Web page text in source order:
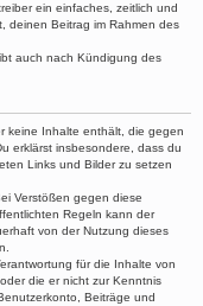
ein einfaches, zeitlich und
deinen Beitrag im Rahmen des
auch nach Kündigung des
keine Inhalte enthält, die gegen
erklärst insbesondere, dass du
Links und Bilder zu setzen
Verstößen gegen diese
Regeln kann der
von der Nutzung dieses
für die Inhalte von
die er nicht zur Kenntnis
Beiträge und